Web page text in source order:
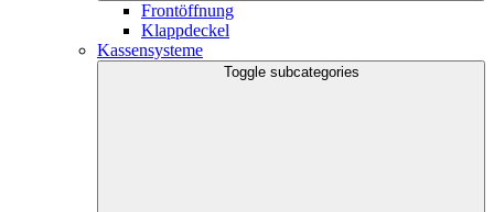
Frontöffnung
Klappdeckel
Kassensysteme
Toggle subcategories